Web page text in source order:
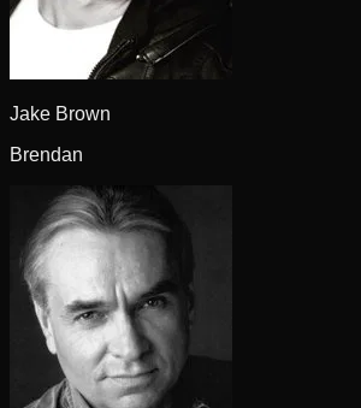
Jake Brown
Brendan